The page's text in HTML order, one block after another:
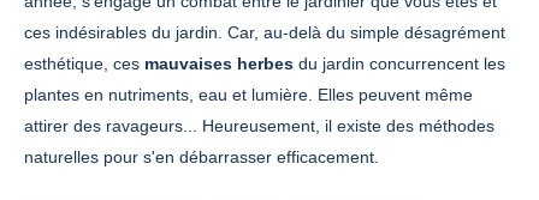
ces indésirables du jardin. Car, au-delà du simple désagrément
esthétique, ces mauvaises herbes du jardin concurrencent les
plantes en nutriments, eau et lumière. Elles peuvent même
attirer des ravageurs... Heureusement, il existe des méthodes
naturelles pour s'en débarrasser efficacement.